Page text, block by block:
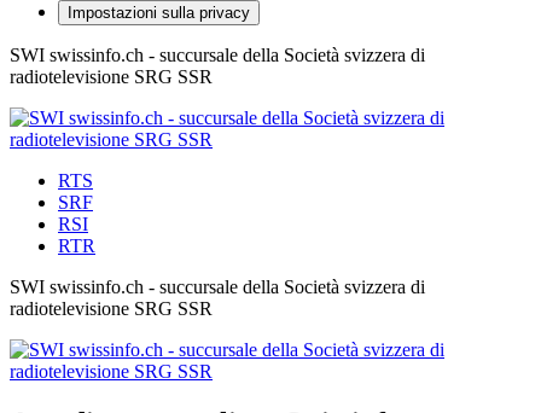
Impostazioni sulla privacy
SWI swissinfo.ch - succursale della Società svizzera di
radiotelevisione SRG SSR
RTS
SRF
RSI
RTR
SWI swissinfo.ch - succursale della Società svizzera di
radiotelevisione SRG SSR